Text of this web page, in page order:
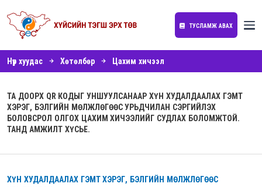
ТУСЛАМЖ АВАХ
Нүүр хуудас Хөтөлбөр Цахим хичээл
ТА ДООРХ QR КОДЫГ УНШУУЛСАНААР ХҮН ХУДАЛДААЛАХ ГЭМТ
ХЭРЭГ, БЭЛГИЙН МӨЛЖЛӨГӨӨС УРЬДЧИЛАН СЭРГИЙЛЭХ
БОЛОВСРОЛ ОЛГОХ ЦАХИМ ХИЧЭЭЛИЙГ СУДЛАХ БОЛОМЖТОЙ.
ТАНД АМЖИЛТ ХҮСЬЕ.
ХҮН ХУДАЛДААЛАХ ГЭМТ ХЭРЭГ, БЭЛГИЙН МӨЛЖЛӨГӨӨС